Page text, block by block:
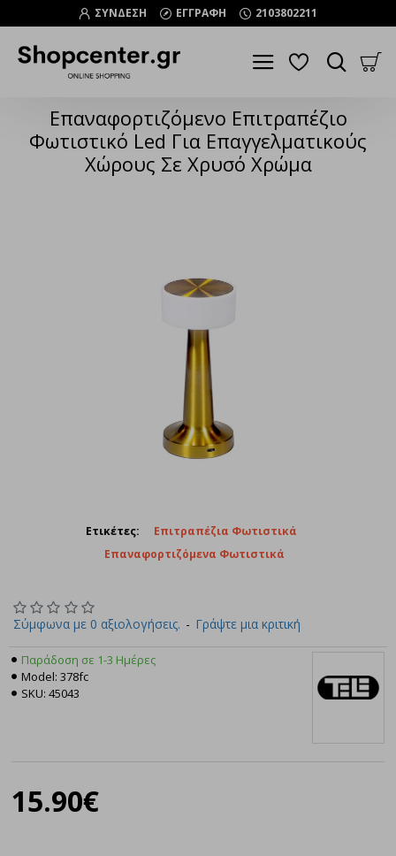
ΣΥΝΔΕΣΗ ΕΓΓΡΑΦΗ 2103802211
Επαναφορτιζόμενο Επιτραπέζιο
Φωτιστικό Led Για Επαγγελματικούς
Χώρους Σε Χρυσό Χρώμα
Ετικέτες:
Επιτραπέζια Φωτιστικά
Επαναφορτιζόμενα Φωτιστικά
Σύμφωνα με 0 αξιολογήσεις. - Γράψτε μια κριτική
15.90€
Παράδοση σε 1-3 Ημέρες
Model: 378fc
SKU: 45043